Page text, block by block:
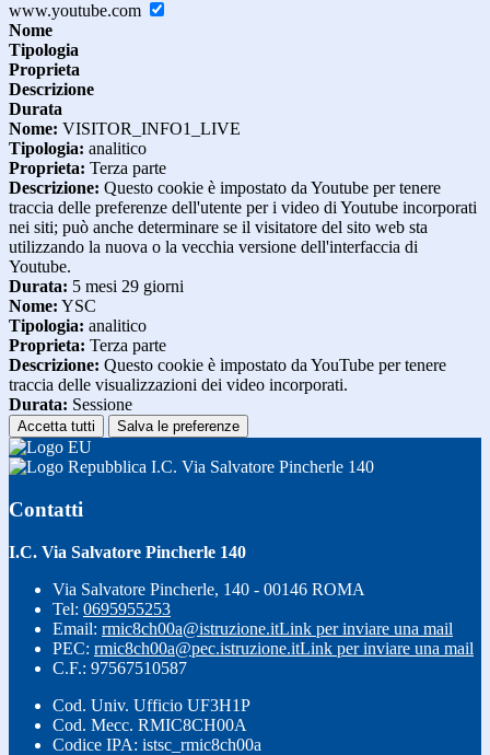
www.youtube.com
Nome
Tipologia
Proprieta
Descrizione
Durata
Nome: VISITOR_INFO1_LIVE
Tipologia: analitico
Proprieta: Terza parte
Descrizione: Questo cookie è impostato da Youtube per tenere
traccia delle preferenze dell'utente per i video di Youtube incorporati
nei siti; può anche determinare se il visitatore del sito web sta
utilizzando la nuova o la vecchia versione dell'interfaccia di
Youtube.
Durata: 5 mesi 29 giorni
Nome: YSC
Tipologia: analitico
Proprieta: Terza parte
Descrizione: Questo cookie è impostato da YouTube per tenere
traccia delle visualizzazioni dei video incorporati.
Durata: Sessione
Accetta tutti Salva le preferenze
I.C. Via Salvatore Pincherle 140
Contatti
I.C. Via Salvatore Pincherle 140
Via Salvatore Pincherle, 140 - 00146 ROMA
Tel: 0695955253
Email: rmic8ch00a@istruzione.itLink per inviare una mail
PEC: rmic8ch00a@pec.istruzione.itLink per inviare una mail
C.F.: 97567510587
Cod. Univ. Ufficio UF3H1P
Cod. Mecc. RMIC8CH00A
Codice IPA: istsc_rmic8ch00a